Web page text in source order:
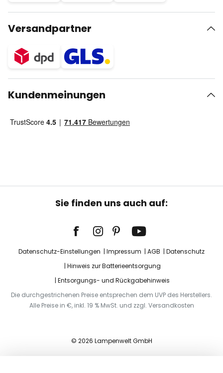
Versandpartner
Kundenmeinungen
Sie finden uns auch auf:
Datenschutz-Einstellungen Impressum AGB
Datenschutz
Hinweis zur Batterieentsorgung
Entsorgungs- und Rückgabehinweis
Die durchgestrichenen Preise entsprechen dem UVP des Herstellers.
Alle Preise in €, inkl. 19 % MwSt. und zzgl. Versandkosten
© 2026 Lampenwelt GmbH